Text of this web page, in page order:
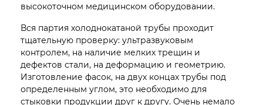
высокоточном медицинском оборудовании.
Вся партия холоднокатаной трубы проходит
тщательную проверку: ультразвуковым
контролем, на наличие мелких трещин и
дефектов стали, на деформацию и геометрию.
Изготовление фасок, на двух концах трубы под
определенным углом, это необходимо для
стыковки продукции друг к другу. Очень немало